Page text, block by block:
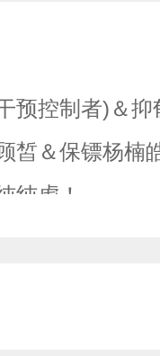
预控制者)＆
皙＆保镖杨楠
纯虐！